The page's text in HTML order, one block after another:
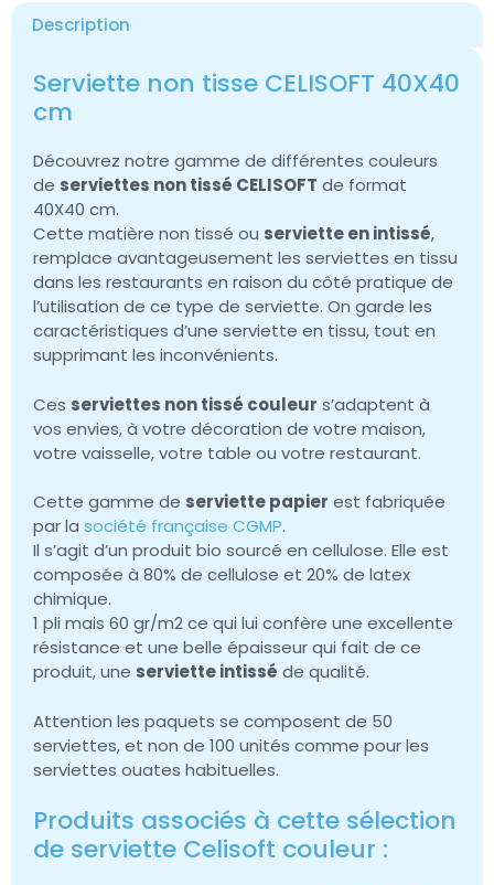
Description
Serviette non tisse CELISOFT 40X40
cm
Découvrez notre gamme de différentes couleurs
de serviettes non tissé CELISOFT de format
40X40 cm.
Cette matière non tissé ou serviette en intissé,
remplace avantageusement les serviettes en tissu
dans les restaurants en raison du côté pratique de
l’utilisation de ce type de serviette. On garde les
caractéristiques d’une serviette en tissu, tout en
supprimant les inconvénients.
Ces serviettes non tissé couleur s’adaptent à
vos envies, à votre décoration de votre maison,
votre vaisselle, votre table ou votre restaurant.
Cette gamme de serviette papier est fabriquée
par la société française CGMP.
Il s’agit d’un produit bio sourcé en cellulose. Elle est
composée à 80% de cellulose et 20% de latex
chimique.
1 pli mais 60 gr/m2 ce qui lui confère une excellente
résistance et une belle épaisseur qui fait de ce
produit, une serviette intissé de qualité.
Attention les paquets se composent de 50
serviettes, et non de 100 unités comme pour les
serviettes ouates habituelles.
Produits associés à cette sélection
de serviette Celisoft couleur :